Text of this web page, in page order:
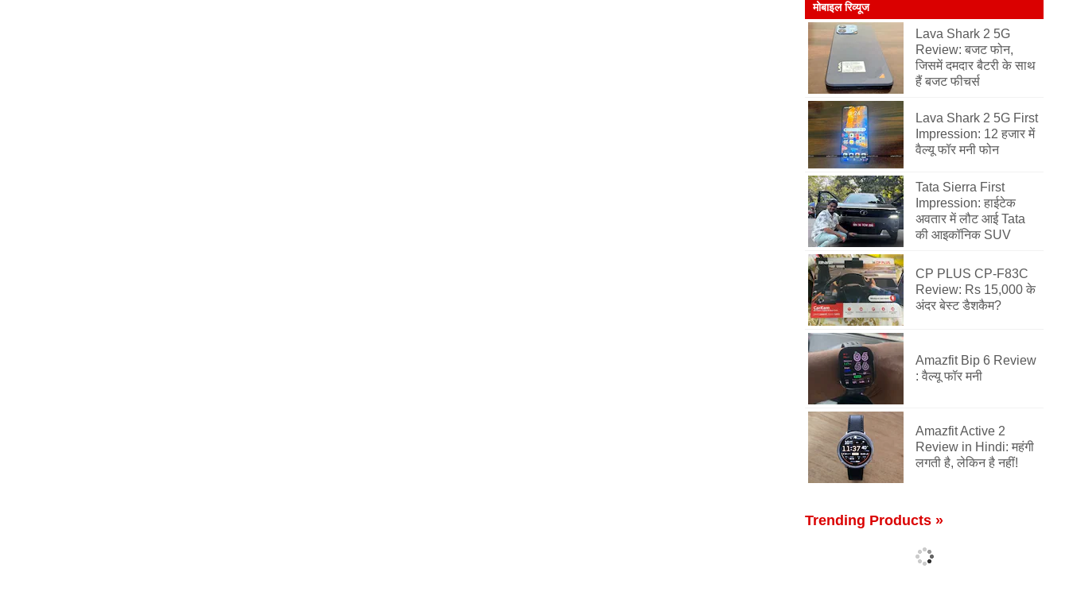
मोबाइल रिव्यूज
Lava Shark 2 5G
Review: बजट फोन,
जिसमें दमदार बैटरी के साथ
हैं बजट फीचर्स
Lava Shark 2 5G First
Impression: 12 हजार में
वैल्यू फॉर मनी फोन
Tata Sierra First
Impression: हाईटेक
अवतार में लौट आई Tata
की आइकॉनिक SUV
CP PLUS CP-F83C
Review: Rs 15,000 के
अंदर बेस्ट डैशकैम?
Amazfit Bip 6 Review
: वैल्यू फॉर मनी
Amazfit Active 2
Review in Hindi: महंगी
लगती है, लेकिन है नहीं!
Trending Products »